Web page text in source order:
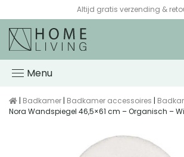
Altijd gratis verzending &
Menu
| Badkamer | Badkamer accessoires |
Nora Wandspiegel 46,5×61 cm – Organisch –